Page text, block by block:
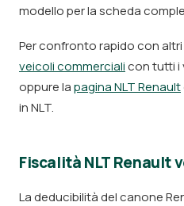
modello per la scheda
Per confronto rapido con altri
veicoli commercialicon tutti i
oppure lapagina NLT Renault
in NLT.
Fiscalità NLT Renault
La deducibilità del canone